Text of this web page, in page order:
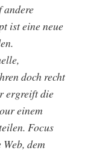
andere
ist eine neue
doch recht
ergreift die
einem
Focus
dem